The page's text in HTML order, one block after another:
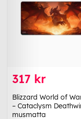
317 kr
Blizzard World of
– Cataclysm
musmatta